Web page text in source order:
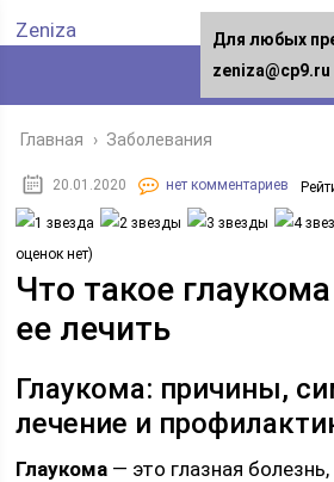
Zeniza
Главная › Заболевания
20.01.2020 нет комментариев
оценок нет)
Что такое
ее лечить
Глаукома: причины,
лечение и
Глаукома — это глазная
Для любых
zeniza@cp9.ru